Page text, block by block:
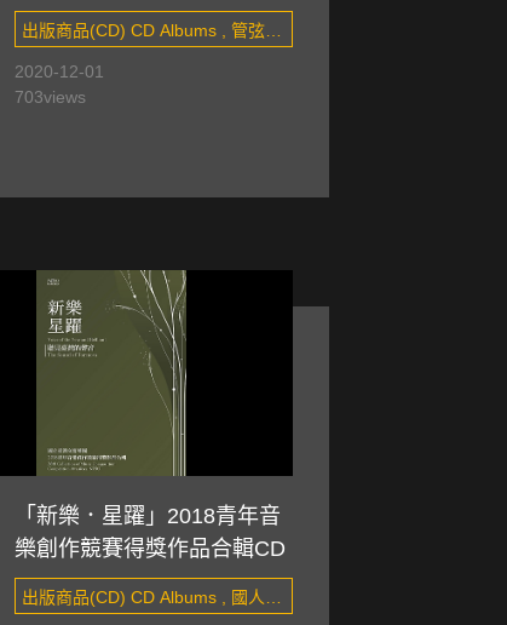
Overtures and Interludes” CD
出版商品(CD) CD Albums , 管弦樂
作品 Orchestral works
2020-12-01
703views
「新樂．星躍」2018青年音
樂創作競賽得獎作品合輯CD
出版商品(CD) CD Albums , 國人創